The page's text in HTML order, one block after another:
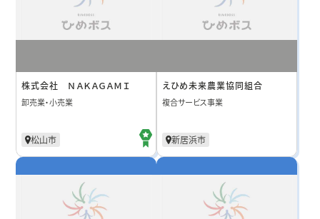
株式会社 ＮＡＫＡＧＡＭＩ
卸売業・小売業
松山市
えひめ未来農業協同組合
複合サービス事業
新居浜市